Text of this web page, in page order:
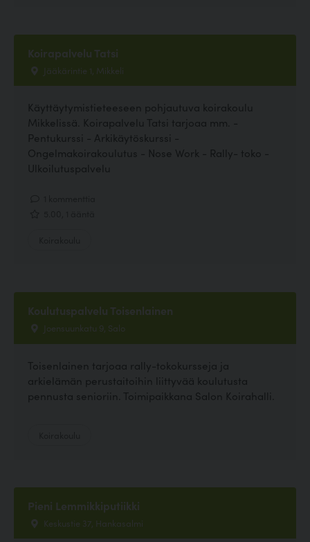
Koirapalvelu Tatsi
Jääkärintie 1, Mikkeli
Käyttäytymistieteeseen pohjautuva koirakoulu
Mikkelissä. Koirapalvelu Tatsi tarjoaa mm. -
Pentukurssi - Arkikäytöskurssi -
Ongelmakoirakoulutus - Nose Work - Rally- toko -
Ulkoilutuspalvelu
Koulutuspalvelu Toisenlainen
Joensuunkatu 9, Salo
Toisenlainen tarjoaa rally-tokokursseja ja
arkielämän perustaitoihin liittyvää koulutusta
pennusta senioriin. Toimipaikkana Salon Koirahalli.
Pieni Lemmikkiputiikki
Keskustie 37, Hankasalmi